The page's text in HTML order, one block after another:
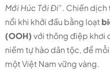
Mới Húc Tới Đi”. Chiến dịch
nổi khi khởi đầu bằng loạt
(OOH)với thông điệp khơi
niềm tự hào dân tộc, để
một Việt Nam vững vàng.